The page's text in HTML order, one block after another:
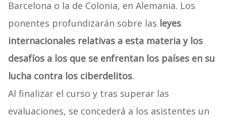
Barcelona o la de Colonia, en Alemania. Los
ponentes profundizarán sobre las leyes
internacionales relativas a esta materia y los
desafíos a los que se enfrentan los países en su
lucha contra los ciberdelitos.
Al finalizar el curso y tras superar las
evaluaciones, se concederá a los asistentes un